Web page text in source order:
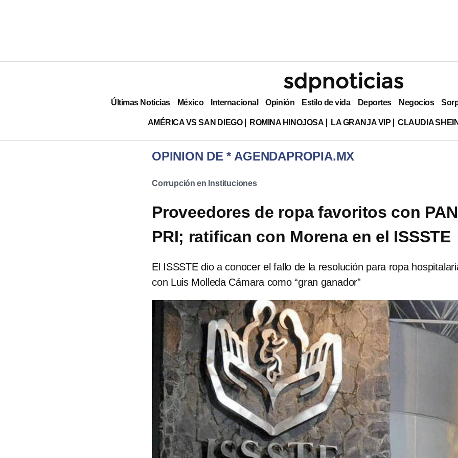
Últimas Noticias México Internacional Opinión Estilo de vida Deportes Negocios
AMÉRICA VS SAN DIEGO ROMINA HINOJOSA LA GRANJA VIP CLAUDIA
OPINIÓN DE * AGENDAPROPIA.MX
Corrupción en Instituciones
Proveedores de ropa favoritos con
PRI; ratifican con Morena en el ISSSTE
El ISSSTE dio a conocer el fallo de la resolución para ropa
con Luis Molleda Cámara como “gran ganador”